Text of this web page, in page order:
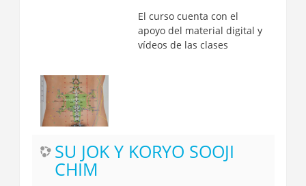
El curso cuenta con el
apoyo del material digital y
vídeos de las clases
SU JOK Y KORYO SOOJI
CHIM